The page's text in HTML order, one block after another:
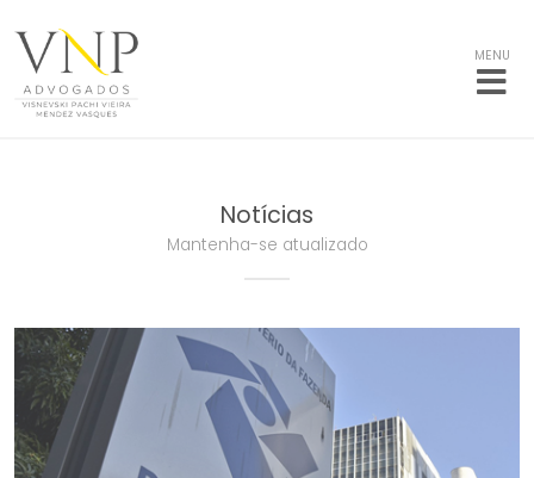
MENU
Notícias
Mantenha-se atualizado